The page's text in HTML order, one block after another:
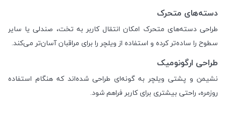
دسته‌های متحرک
طراحی دسته‌های متحرک امکان انتقال کاربر به تخت، صندلی یا سایر
سطوح را ساده‌تر کرده و استفاده از ویلچر را برای مراقبان آسان‌تر می‌کند.
طراحی ارگونومیک
نشیمن و پشتی ویلچر به گونه‌ای طراحی شده‌اند که هنگام استفاده
روزمره، راحتی بیشتری برای کاربر فراهم شود.